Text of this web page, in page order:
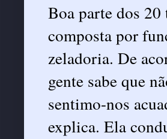
Boa parte dos 20
composta por
zeladoria. De
gente sabe que
sentimo-nos
explica. Ela